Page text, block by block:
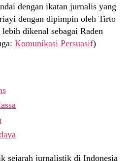
dengan ikatan jurnalis yang
dengan dipimpin oleh Tirto
dikenal sebagai Raden
Komunikasi Persuasif)
sejarah jurnalistik di Indonesia